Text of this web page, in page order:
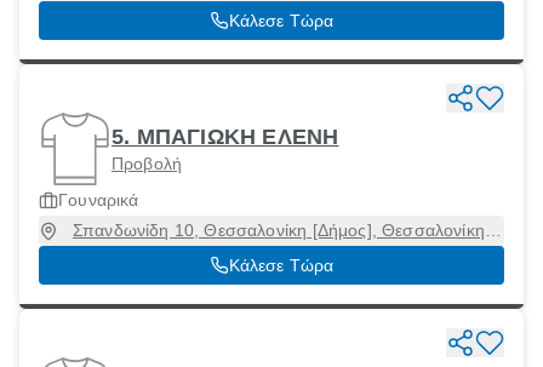
Θεσσαλονίκη, 54631
Κάλεσε Τώρα
5. ΜΠΑΓΙΩΚΗ ΕΛΕΝΗ
Προβολή
Γουναρικά
Σπανδωνίδη 10, Θεσσαλονίκη [Δήμος], Θεσσαλονίκη,
54639
Κάλεσε Τώρα